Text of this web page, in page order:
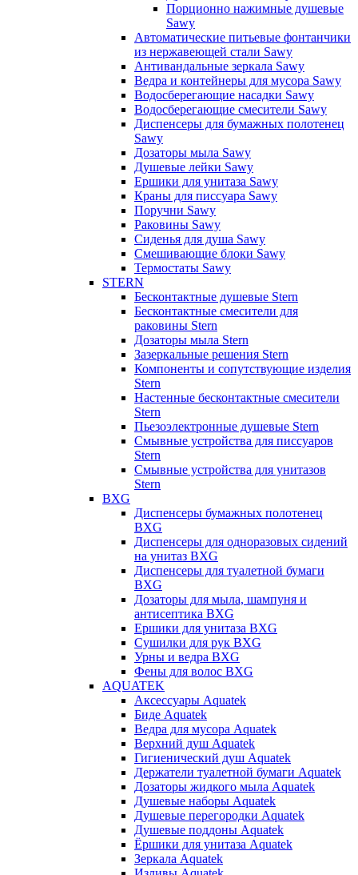
Порционно нажимные душевые
Sawy
Автоматические питьевые фонтанчики
из нержавеющей стали Sawy
Антивандальные зеркала Sawy
Ведра и контейнеры для мусора Sawy
Водосберегающие насадки Sawy
Водосберегающие смесители Sawy
Диспенсеры для бумажных полотенец
Sawy
Дозаторы мыла Sawy
Душевые лейки Sawy
Ершики для унитаза Sawy
Краны для писсуара Sawy
Поручни Sawy
Раковины Sawy
Сиденья для душа Sawy
Смешивающие блоки Sawy
Термостаты Sawy
STERN
Бесконтактные душевые Stern
Бесконтактные смесители для
раковины Stern
Дозаторы мыла Stern
Зазеркальные решения Stern
Компоненты и сопутствующие изделия
Stern
Настенные бесконтактные смесители
Stern
Пьезоэлектронные душевые Stern
Смывные устройства для писсуаров
Stern
Смывные устройства для унитазов
Stern
BXG
Диспенсеры бумажных полотенец
BXG
Диспенсеры для одноразовых сидений
на унитаз BXG
Диспенсеры для туалетной бумаги
BXG
Дозаторы для мыла, шампуня и
антисептика BXG
Ершики для унитаза BXG
Сушилки для рук BXG
Урны и ведра BXG
Фены для волос BXG
AQUATEK
Аксессуары Aquatek
Биде Aquatek
Ведра для мусора Aquatek
Верхний душ Aquatek
Гигиенический душ Aquatek
Держатели туалетной бумаги Aquatek
Дозаторы жидкого мыла Aquatek
Душевые наборы Aquatek
Душевые перегородки Aquatek
Душевые поддоны Aquatek
Ёршики для унитаза Aquatek
Зеркала Aquatek